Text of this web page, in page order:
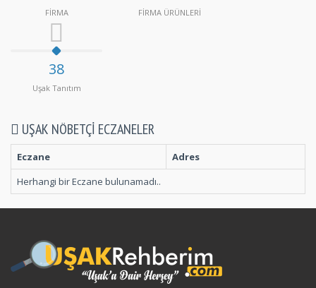
FİRMA FİRMA ÜRÜNLERİ
38
Uşak Tanıtım
UŞAK NÖBETÇI ECZANELER
Eczane
Adres
Herhangi bir Eczane bulunamadı..